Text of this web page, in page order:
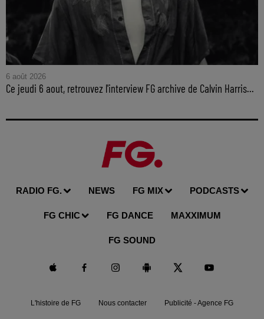
6 août 2026
Ce jeudi 6 aout, retrouvez l'interview FG archive de Calvin Harris...
RADIO FG. NEWS FG MIX PODCASTS
FG CHIC FG DANCE MAXXIMUM
FG SOUND
L'histoire de FG Nous contacter Publicité - Agence FG